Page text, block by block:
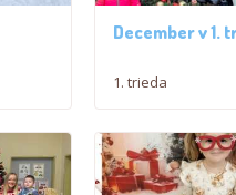
December v 1.
1. trieda